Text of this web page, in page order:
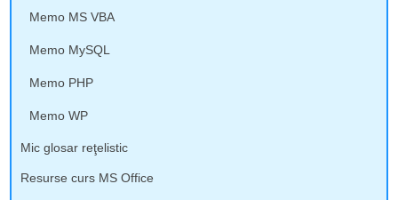
Memo MS VBA
Memo MySQL
Memo PHP
Memo WP
Mic glosar reţelistic
Resurse curs MS Office